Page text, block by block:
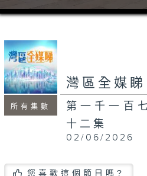
0
seconds
minutes,
7
seconds
所有集數
灣區全媒睇
第一千一百七
十二集
02/06/2026
您喜歡這個節目嗎?